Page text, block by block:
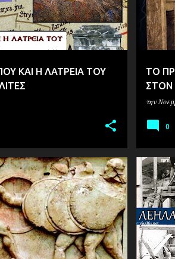
ΚΑΙ Η ΛΑΤΡΕΙΑ ΤΟΥ
ΤΟ
ΣΤΟΝ
την
0